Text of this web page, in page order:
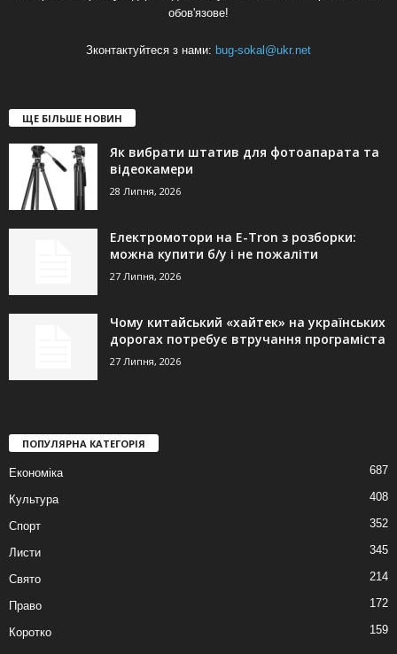
обов'язове!
Зконтактуйтеся з нами: bug-sokal@ukr.net
ЩЕ БІЛЬШЕ НОВИН
Як вибрати штатив для фотоапарата та
відеокамери
28 Липня, 2026
Електромотори на E-Tron з розборки:
можна купити б/у і не пожаліти
27 Липня, 2026
Чому китайський «хайтек» на українських
дорогах потребує втручання програміста
27 Липня, 2026
ПОПУЛЯРНА КАТЕГОРІЯ
Економіка 687
Культура 408
Спорт 352
Листи 345
Свято 214
Право 172
Коротко 159